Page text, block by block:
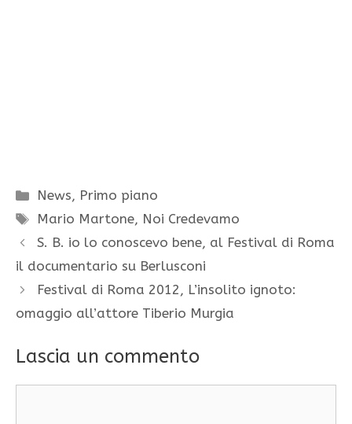
Categorie
News, Primo piano
Tag
Mario Martone, Noi Credevamo
S. B. io lo conoscevo bene, al Festival di Roma
il documentario su Berlusconi
Festival di Roma 2012, L’insolito ignoto:
omaggio all’attore Tiberio Murgia
Lascia un commento